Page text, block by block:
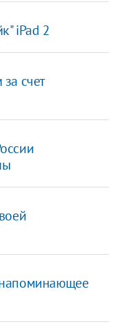
iPad 2
счет